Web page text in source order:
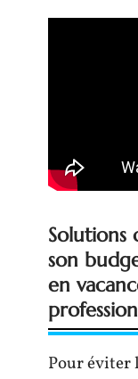
Solutions
son
en
Pour éviter